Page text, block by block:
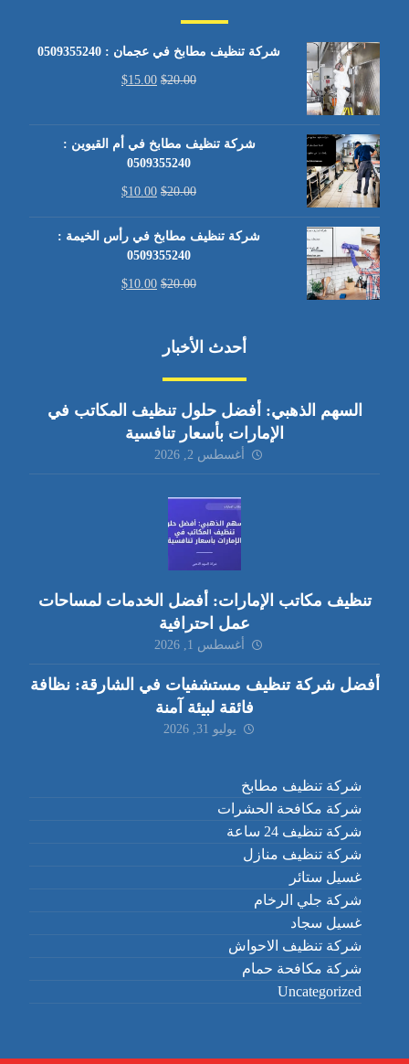
شركة تنظيف مطابخ في عجمان : 0509355240
$20.00
$15.00
شركة تنظيف مطابخ في أم القيوين :
0509355240
$20.00
$10.00
شركة تنظيف مطابخ في رأس الخيمة :
0509355240
$20.00
$10.00
أحدث الأخبار
السهم الذهبي: أفضل حلول تنظيف المكاتب في
الإمارات بأسعار تنافسية
أغسطس 2, 2026
تنظيف مكاتب الإمارات: أفضل الخدمات لمساحات
عمل احترافية
أغسطس 1, 2026
أفضل شركة تنظيف مستشفيات في الشارقة: نظافة
فائقة لبيئة آمنة
يوليو 31, 2026
شركة تنظيف مطابخ
شركة مكافحة الحشرات
شركة تنظيف 24 ساعة
شركة تنظيف منازل
غسيل ستائر
شركة جلي الرخام
غسيل سجاد
شركة تنظيف الاحواش
شركة مكافحة حمام
Uncategorized